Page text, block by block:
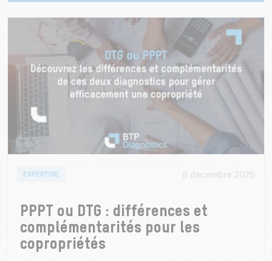
EXPERTISE
PPPT ou DTG : différences et
complémentarités pour les
copropriétés